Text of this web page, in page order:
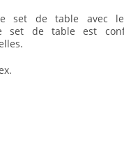
set de table avec
set de table est